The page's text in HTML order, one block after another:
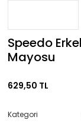
Speedo
Mayosu
629,50 TL
Kategori